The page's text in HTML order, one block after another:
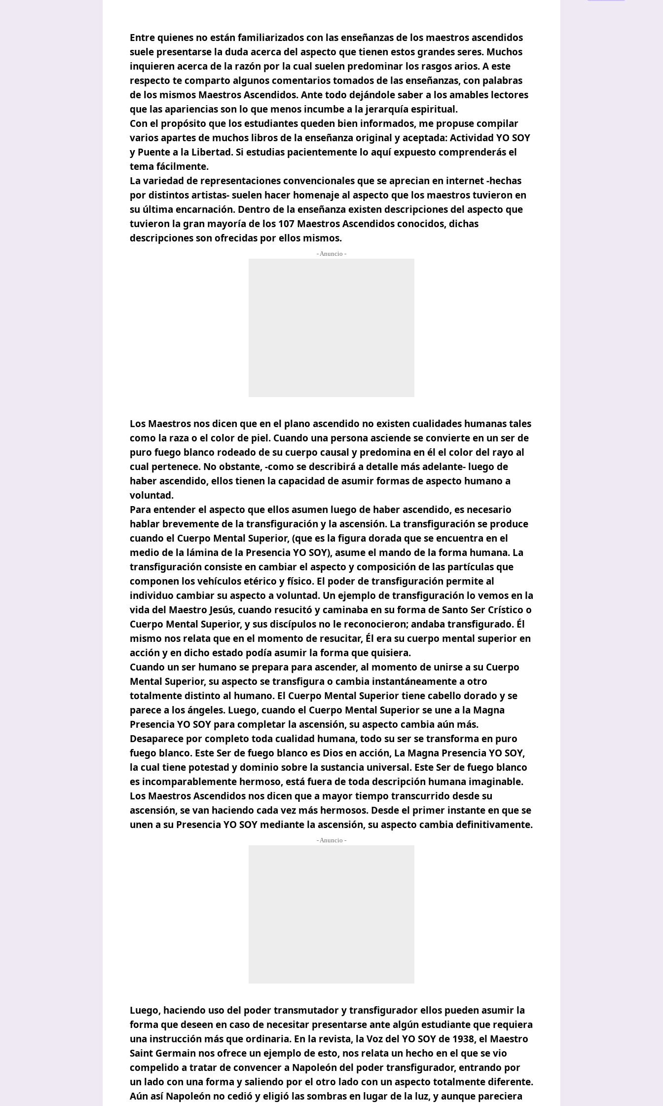
Entre quienes no están familiarizados con las enseñanzas de los maestros ascendidos
suele presentarse la duda acerca del aspecto que tienen estos grandes seres. Muchos
inquieren acerca de la razón por la cual suelen predominar los rasgos arios. A este
respecto te comparto algunos comentarios tomados de las enseñanzas, con palabras
de los mismos Maestros Ascendidos. Ante todo dejándole saber a los amables lectores
que las apariencias son lo que menos incumbe a la jerarquía espiritual.
Con el propósito que los estudiantes queden bien informados, me propuse compilar
varios apartes de muchos libros de la enseñanza original y aceptada: Actividad YO SOY
y Puente a la Libertad. Si estudias pacientemente lo aquí expuesto comprenderás el
tema fácilmente.
La variedad de representaciones convencionales que se aprecian en internet -hechas
por distintos artistas-suelen hacer homenaje al aspecto que los maestros tuvieron en
su última encarnación. Dentro de la enseñanza existen descripciones del aspecto que
tuvieron la gran mayoría de los 107 Maestros Ascendidos conocidos, dichas
descripciones son ofrecidas por ellos mismos.
- Anuncio -
Los Maestros nos dicen que en el plano ascendido no existen cualidades humanas tales
como la raza o el color de piel. Cuando una persona asciende se convierte en un ser de
puro fuego blanco rodeado de su cuerpo causal y predomina en él el color del rayo al
cual pertenece. No obstante, -como se describirá a detalle más adelante- luego de
haber ascendido, ellos tienen la capacidad de asumir formas de aspecto humano a
voluntad.
Para entender el aspecto que ellos asumen luego de haber ascendido, es necesario
hablar brevemente dela transfiguración y la ascensión.La transfiguración se produce
cuando el Cuerpo Mental Superior, (que es la figura dorada que se encuentra en el
medio de la lámina de la Presencia YO SOY), asume el mando de la forma humana. La
transfiguración consiste en cambiar el aspecto y composición de las partículas que
componen los vehículos etérico y físico. El poder de transfiguración permite al
individuo cambiar su aspecto a voluntad. Un ejemplo de transfiguración lo vemos en la
vida del Maestro Jesús, cuando resucitó y caminaba en su forma de Santo Ser Crístico o
Cuerpo Mental Superior, y sus discípulos no le reconocieron; andaba transfigurado. Él
mismo nos relata que en el momento de resucitar, Él era su cuerpo mental superior en
acción y en dicho estado podía asumir la forma que quisiera.
Cuando un ser humano se prepara para ascender, al momento de unirse a su Cuerpo
Mental Superior, su aspecto se transfigura o cambia instantáneamente a otro
totalmente distinto al humano. El Cuerpo Mental Superior tiene cabello dorado y se
parece a los ángeles. Luego, cuando el Cuerpo Mental Superior se une a la Magna
Presencia YO SOY para completar la ascensión, su aspecto cambia aún más.
Desaparece por completo toda cualidad humana, todo su ser se transforma en puro
fuego blanco. Este Ser de fuego blanco es Dios en acción, La Magna Presencia YO SOY,
la cual tiene potestad y dominio sobre la sustancia universal. Este Ser de fuego blanco
es incomparablemente hermoso, está fuera de toda descripción humana imaginable.
Los Maestros Ascendidos nos dicen que a mayor tiempo transcurrido desde su
ascensión, se van haciendo cada vez más hermosos. Desde el primer instante en que se
unen a su Presencia YO SOY mediante la ascensión,su aspecto cambia definitivamente.
- Anuncio -
Luego, haciendo uso del poder transmutador y transfiguradorellos pueden asumir la
forma que deseen en caso de necesitar presentarse ante algún estudiante que requiera
una instrucción más que ordinaria. En la revista, la Voz del YO SOY de 1938, el Maestro
Saint Germain nos ofrece un ejemplo de esto, nos relata un hecho en el que se vio
compelido a tratar de convencer a Napoleón del poder transfigurador, entrando por
un lado con una forma y saliendo por el otro lado con un aspecto totalmente diferente.
Aún así Napoleón no cedió y eligió las sombras en lugar de la luz, y aunque pareciera